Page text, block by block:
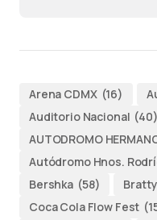
Arena CDMX (16)
Auditorio Nacional (40)
AUTODROMO
Autódromo Hnos.
Bershka (58) Bratty
Coca Cola Flow Fest